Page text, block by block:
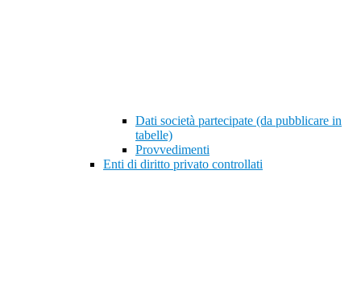
Dati società partecipate (da pubblicare in
tabelle)
Provvedimenti
Enti di diritto privato controllati